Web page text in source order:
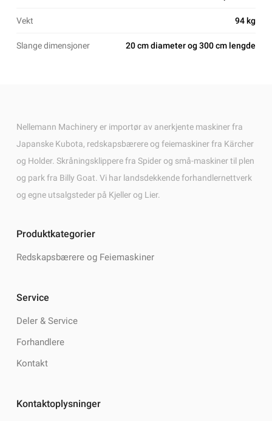
Vekt 94 kg
Slange dimensjoner 20 cm diameter og 300 cm lengde
Nellemann Machinery er importør av anerkjente maskiner fra
Japanske Kubota, redskapsbærere og feiemaskiner fra Kärcher
og Holder. Skråningsklippere fra Spider og små-maskiner til plen
og park fra Billy Goat. Vi har landsdekkende forhandlernettverk
og egne utsalgsteder på Kjeller og Lier.
Produktkategorier
Redskapsbærere og Feiemaskiner
Service
Deler & Service
Forhandlere
Kontakt
Kontaktoplysninger